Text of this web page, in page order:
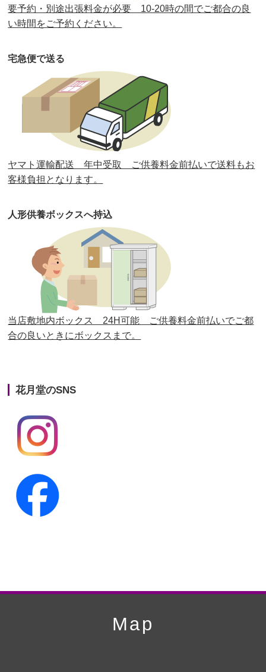
第35回人形供養祭令和2年2月13日(木)
第33回人形供養祭
第32回人形供養祭 令和元年6月12日(水)
第31回人形供養祭 平成31年3月13日(水)
第30回人形供養祭平成30年11月28日(水)
第29回人形供養祭平成30年5月23日(水)
第27回人形供養祭平成29年6月14日(水)
第26回人形供養祭平成28年12月15日(木)
第25回人形供養祭 平成28年6月16日(木)
第24回人形供養祭 平成27年11月27日
第23回人形供養祭平成26年12月5日
第22回人形供養祭平成26年4月28日
第20回人形供養祭
第19回人形供養祭
第18回人形供養祭
第16回人形供養祭
第15回人形供養祭
第12回人形供養祭平成22年3月9日
平成21年12月4日
要予約・別途出張料金が必要 10-20時の間でご都合の良
い時間をご予約ください。
宅急便で送る
ヤマト運輸配送 年中受取 ご供養料金前払いで送料もお
客様負担となります。
人形供養ボックスへ持込
当店敷地内ボックス 24H可能 ご供養料金前払いでご都
合の良いときにボックスまで。
花月堂のSNS
Map